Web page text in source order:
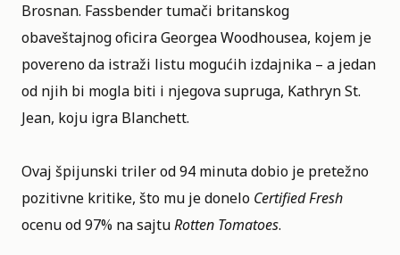
Brosnan. Fassbender tumači britanskog
obaveštajnog oficira Georgea Woodhousea, kojem je
povereno da istraži listu mogućih izdajnika – a jedan
od njih bi mogla biti i njegova supruga, Kathryn St.
Jean, koju igra Blanchett.
Ovaj špijunski triler od 94 minuta dobio je pretežno
pozitivne kritike, što mu je donelo Certified Fresh
ocenu od 97% na sajtuRotten Tomatoes.